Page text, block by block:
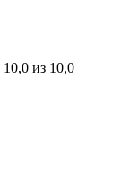
10,0 из 10,0